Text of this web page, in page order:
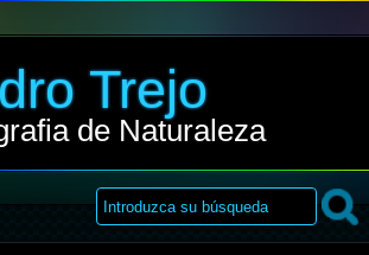
Trejo
de Naturaleza